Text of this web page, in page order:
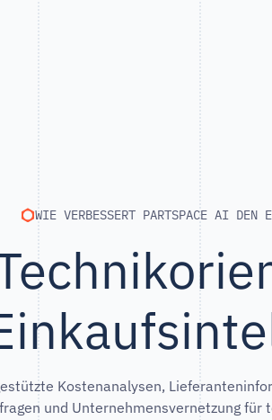
WIE VERBESSERT PARTSPACE AI DEN
Kostenanalysen,
und Unternehmensvernetzung für